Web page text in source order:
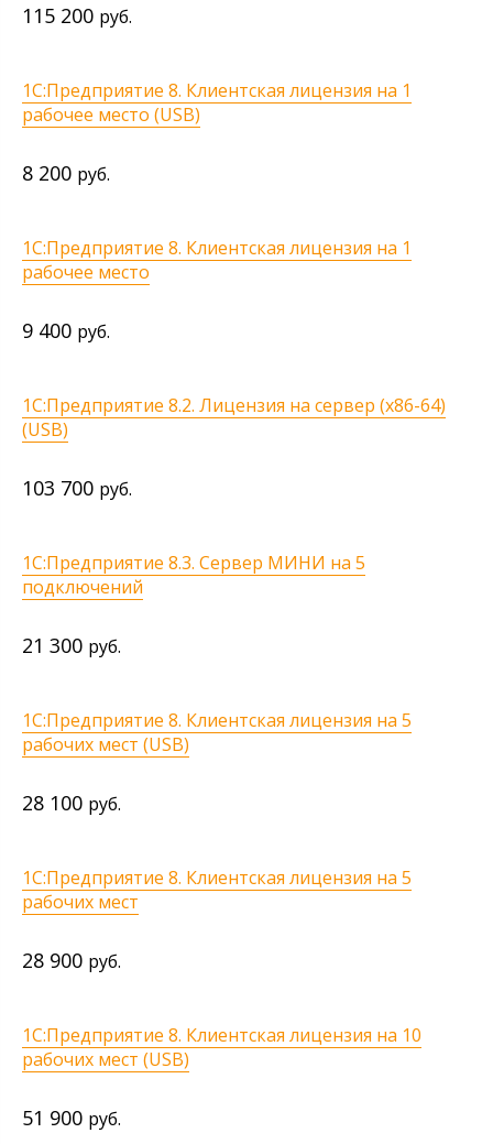
115 200 руб.
1С:Предприятие 8. Клиентская лицензия на 1
рабочее место (USB)
8 200 руб.
1С:Предприятие 8. Клиентская лицензия на 1
рабочее место
9 400 руб.
1С:Предприятие 8.2. Лицензия на сервер (x86-64)
(USB)
103 700 руб.
1С:Предприятие 8.3. Сервер МИНИ на 5
подключений
21 300 руб.
1С:Предприятие 8. Клиентская лицензия на 5
рабочих мест (USB)
28 100 руб.
1С:Предприятие 8. Клиентская лицензия на 5
рабочих мест
28 900 руб.
1С:Предприятие 8. Клиентская лицензия на 10
рабочих мест (USB)
51 900 руб.